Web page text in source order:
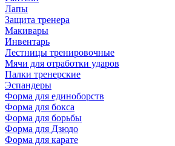
Лапы
Защита тренера
Макивары
Инвентарь
Лестницы тренировочные
Мячи для отработки ударов
Палки тренерские
Эспандеры
Форма для единоборств
Форма для бокса
Форма для борьбы
Форма для Дзюдо
Форма для карате